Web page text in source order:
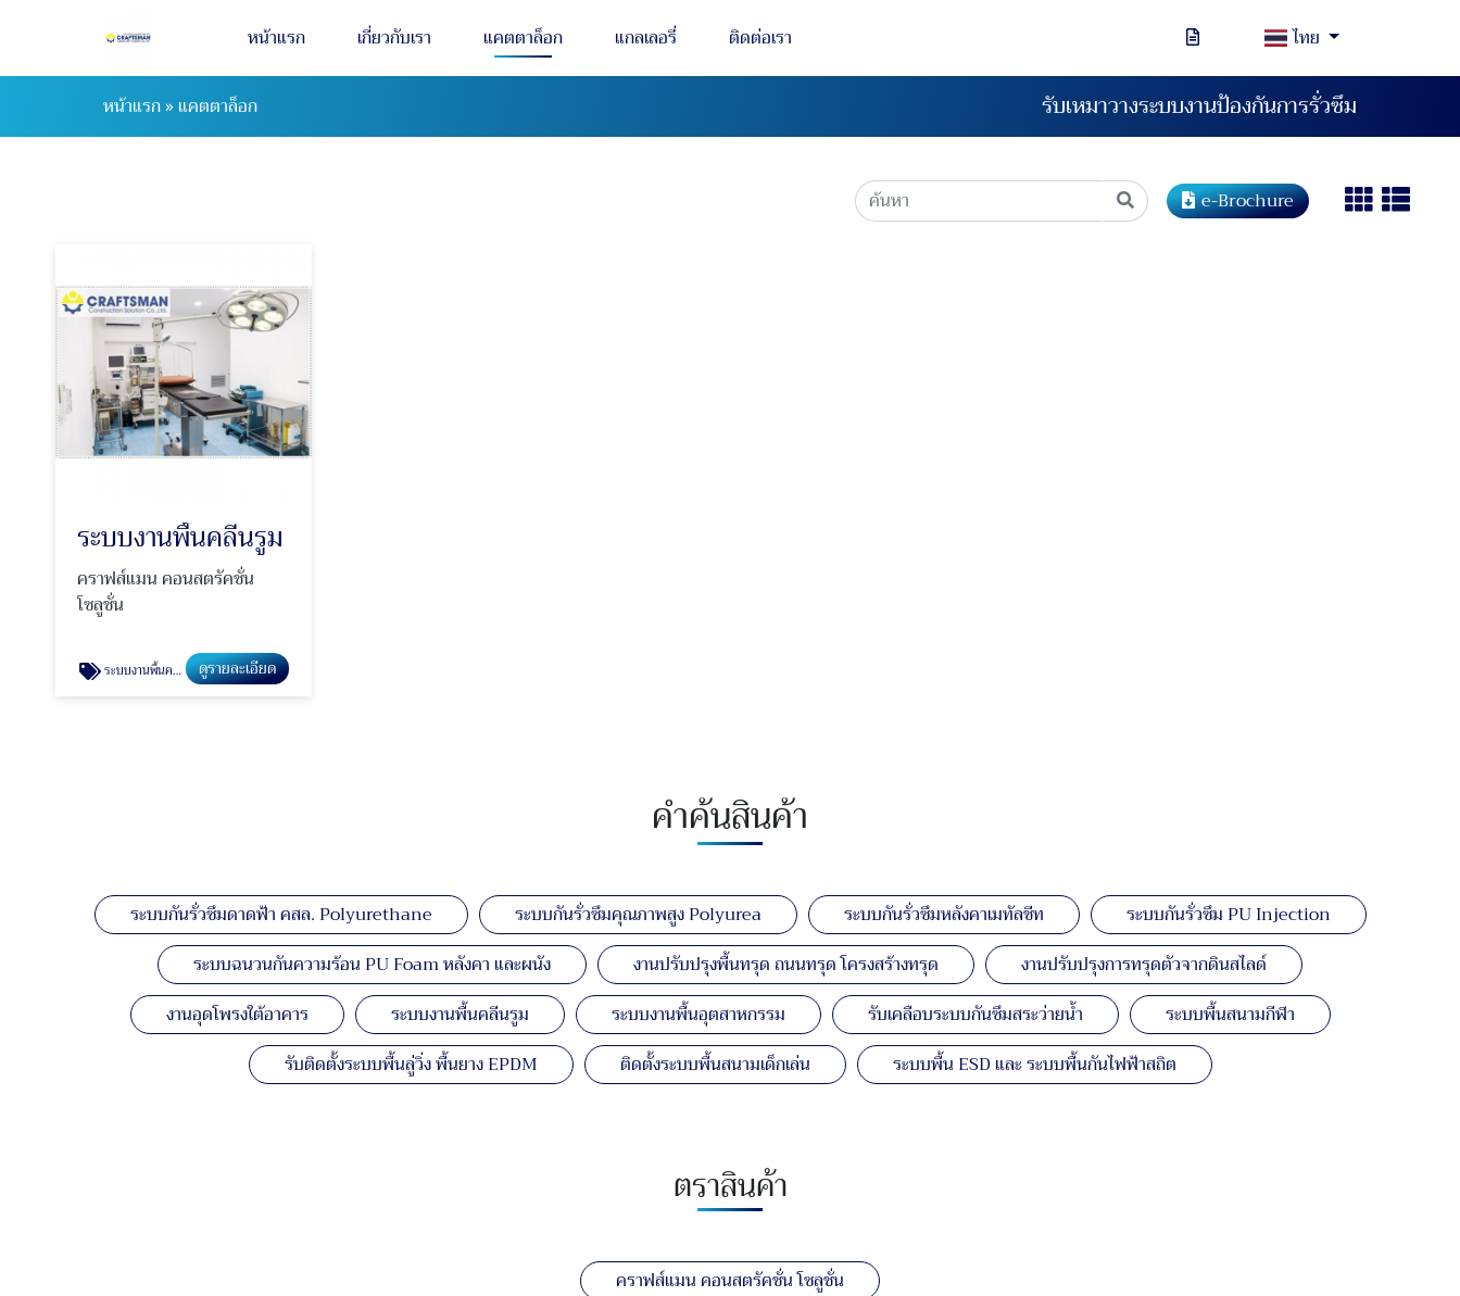
หน้าแรก เกี่ยวกับเรา แคตตาล็อก แกลเลอรี่ ติดต่อเรา ไทย
หน้าแรก»แคตตาล็อก รับเหมาวางระบบงานป้องกันการรั่วซึม
e-Brochure
ระบบงานพื้นคลีนรูม
คราฟส์แมน คอนสตรัคชั่น
โซลูชั่น
ระบบงานพื้นคลีนรูม ดูรายละเอียด
คำค้นสินค้า
ระบบกันรั่วซึมดาดฟ้า คสล. Polyurethane ระบบกันรั่วซึมคุณภาพสูง Polyurea ระบบกันรั่วซึมหลังคาเมทัลชีท
ระบบกันรั่วซึม PU Injection
ระบบฉนวนกันความร้อน PU Foam หลังคา และผนัง
งานปรับปรุงพื้นทรุด ถนนทรุด โครงสร้างทรุด
งานปรับปรุงการทรุดตัวจากดินสไลด์
งานอุดโพรงใต้อาคาร
ระบบงานพื้นคลีนรูม ระบบงานพื้นอุตสาหกรรม รับเคลือบระบบกันซึมสระว่ายน้ำ
ระบบพื้นสนามกีฬา
รับติดตั้งระบบพื้นลู่วิ่ง พื้นยาง EPDM
ติดตั้งระบบพื้นสนามเด็กเล่น ระบบพื้น ESD และ ระบบพื้นกันไฟฟ้าสถิต
ตราสินค้า
คราฟส์แมน คอนสตรัคชั่น โซลูชั่น